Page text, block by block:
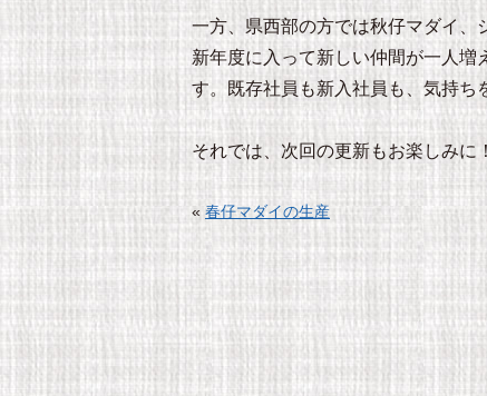
一方、県西部の方では秋仔マダイ、
新年度に入って新しい仲間が一人増
す。既存社員も新入社員も、気持ち
それでは、次回の更新もお楽しみに！
« 春仔マダイの生産